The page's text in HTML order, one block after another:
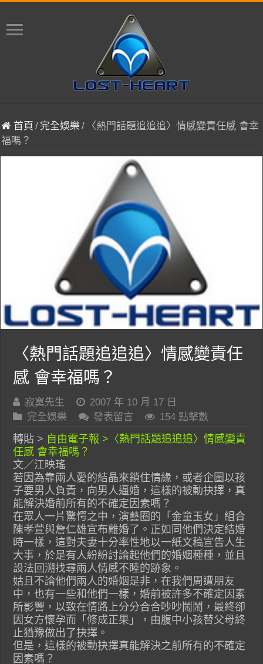
首頁 / 完全娛樂 /
〈熱門話題追追追〉情感變責任感 會幸
福嗎？
〈熱門話題追追追〉情感變責任
感 會幸福嗎？
寂寞先生
2007 年 10 月 17 日
完全娛樂
發表留言 154 點擊數
轉貼 > 自由電子報 >〈熱門話題追追追〉情感變責
任感 會幸福嗎？
文／江映瑤
若因為靠兩人愛的結晶來鎖住情緣，或者企圖以孩
子要男人負責，向男人逼婚，這樣的被動抉擇，真
能解決婚前所有的不確定因素嗎？
在眾人一片驚愕之中，演藝圈的「金童玉女」組合
陳孝萱與詹仁雄宣布離婚了。正如同他們決定結婚
時一樣，這對夫妻十分率性地以一紙文稿宣告人生
大事，於是有人紛紛討論起他們的婚姻種種，並且
設法回溯找尋兩人情感不睦的跡象。
姑且不論他們兩人的婚姻是非，在我們周遭朋友
中，也有一些和他們一樣，婚前被許多不確定因素
所影響，以致在情路上分分合合吵吵鬧鬧，最終卻
因女方懷孕而「修成正果」，由腹中小孩替父母終
止猶豫做出了抉擇。
但是，這樣的被動抉擇真能解決之前所有的不確定
因素嗎？